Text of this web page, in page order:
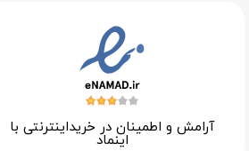
آرامش و اطمینان در خرید‌اینترنتی با
اینماد